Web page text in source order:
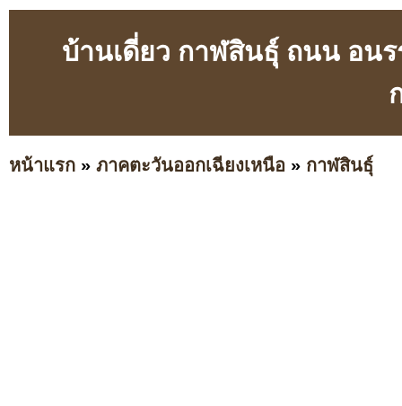
บ้านเดี่ยว กาฬสินธุ์ ถนน อน
หน้าแรก » ภาคตะวันออกเฉียงเหนือ » กาฬสินธุ์